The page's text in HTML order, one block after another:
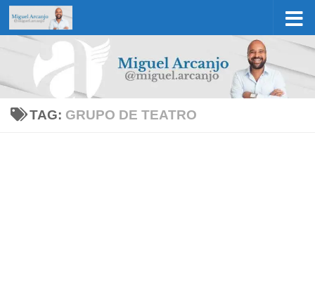
Skip to content
TAG: GRUPO DE TEATRO